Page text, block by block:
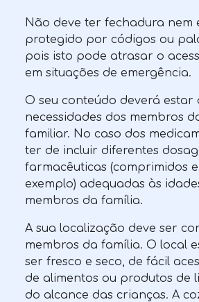
Não deve ter fechadura nem
protegido por códigos ou
pois isto pode atrasar o
em situações de emergência.
O seu conteúdo deverá estar
necessidades dos membros
familiar. No caso dos
ter de incluir diferentes
farmacêuticas (comprimidos
exemplo) adequadas às
membros da família.
A sua localização deve ser
membros da família. O local
ser fresco e seco, de fácil
de alimentos ou produtos de
do alcance das crianças. A